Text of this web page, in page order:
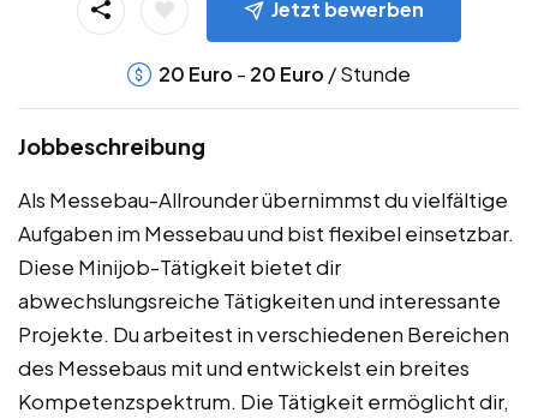
Jetzt bewerben
20 Euro - 20 Euro / Stunde
Jobbeschreibung
Als Messebau-Allrounder übernimmst du vielfältige
Aufgaben im Messebau und bist flexibel einsetzbar.
Diese Minijob-Tätigkeit bietet dir
abwechslungsreiche Tätigkeiten und interessante
Projekte. Du arbeitest in verschiedenen Bereichen
des Messebaus mit und entwickelst ein breites
Kompetenzspektrum. Die Tätigkeit ermöglicht dir,